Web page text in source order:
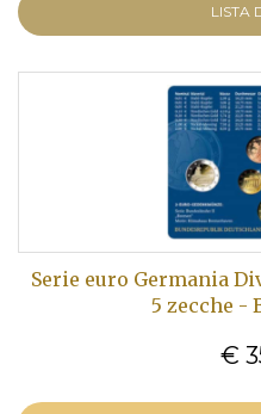
LISTA
Serie euro Germania
5 zecche -
€